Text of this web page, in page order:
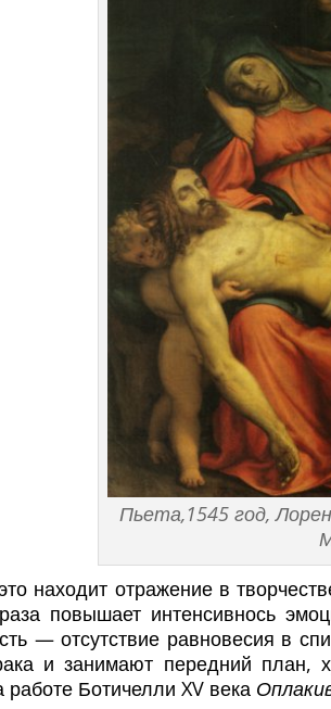
Пьета,1545 год,
находит отражение в
повышает интенсивнось
— отсутствие равновесия в
и занимают передний план,
Ботичелли XV века